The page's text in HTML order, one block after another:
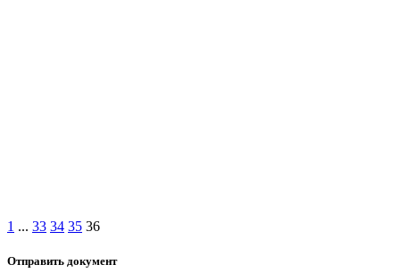
1 ... 33 34 35 36
Отправить документ